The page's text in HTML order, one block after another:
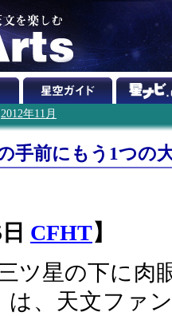
2012年11月
手前にもう1つの
CFHT】
ツ星の下に肉
は、天文ファ